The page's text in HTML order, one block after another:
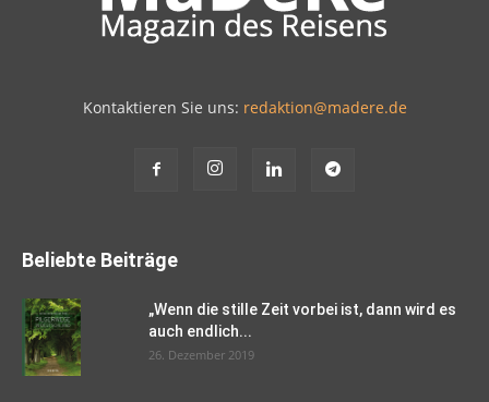
Kontaktieren Sie uns: redaktion@madere.de
Beliebte Beiträge
„Wenn die stille Zeit vorbei ist, dann wird es
auch endlich...
26. Dezember 2019